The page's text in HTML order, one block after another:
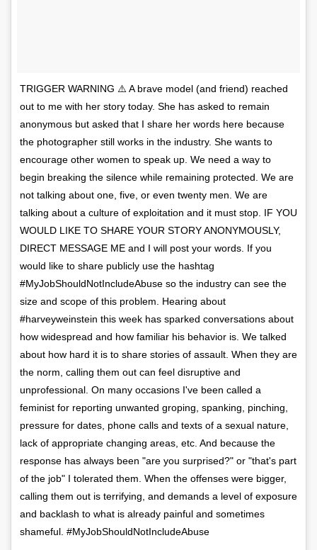
TRIGGER WARNING ⚠️ A brave model (and friend) reached
out to me with her story today. She has asked to remain
anonymous but asked that I share her words here because
the photographer still works in the industry. She wants to
encourage other women to speak up. We need a way to
begin breaking the silence while remaining protected. We are
not talking about one, five, or even twenty men. We are
talking about a culture of exploitation and it must stop. IF YOU
WOULD LIKE TO SHARE YOUR STORY ANONYMOUSLY,
DIRECT MESSAGE ME and I will post your words. If you
would like to share publicly use the hashtag
#MyJobShouldNotIncludeAbuse so the industry can see the
size and scope of this problem. Hearing about
#harveyweinstein this week has sparked conversations about
how widespread and how familiar his behavior is. We talked
about how hard it is to share stories of assault. When they are
the norm, calling them out can feel disruptive and
unprofessional. On many occasions I've been called a
feminist for reporting unwanted groping, spanking, pinching,
pressure for dates, phone calls and texts of a sexual nature,
lack of appropriate changing areas, etc. And because the
response has always been "are you surprised?" or "that's part
of the job" I tolerated them. When the offenses were bigger,
calling them out is terrifying, and demands a level of exposure
and backlash to what is already painful and sometimes
shameful. #MyJobShouldNotIncludeAbuse